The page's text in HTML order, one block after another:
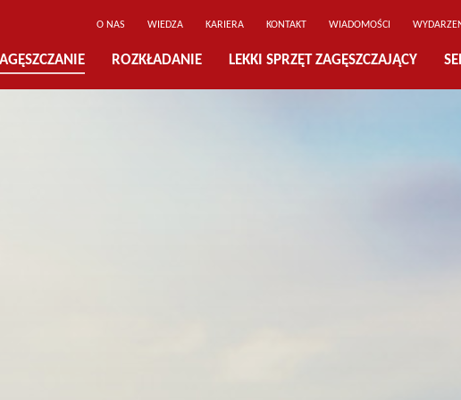
O NAS WIEDZA KARIERA KONTAKT WIADOMOŚCI
ROZKŁADANIE LEKKI SPRZĘT ZAGĘSZCZAJĄCY